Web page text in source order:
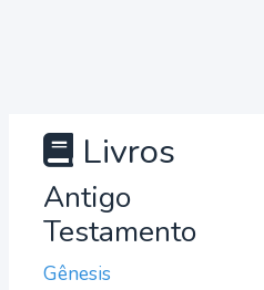
Livros
Antigo
Testamento
Gênesis